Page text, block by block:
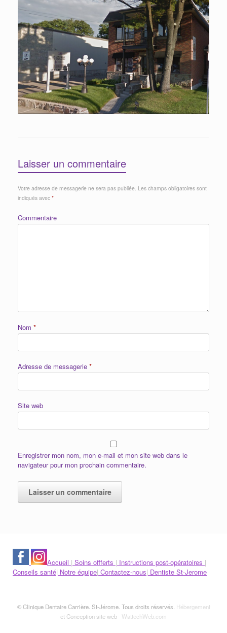
Laisser un commentaire
Votre adresse de messagerie ne sera pas publiée. Les champs obligatoires sont
indiqués avec *
Commentaire
Nom *
Adresse de messagerie *
Site web
Enregistrer mon nom, mon e-mail et mon site web dans le
navigateur pour mon prochain commentaire.
Accueil | Soins offferts | Instructions post-opératoires |
Conseils santé| Notre équipe| Contactez-nous| Dentiste St-Jerome
© Clinique Dentaire Carrière. St-Jérome. Tous droits réservés. Hébergement
et Conception site web
WattechWeb.com